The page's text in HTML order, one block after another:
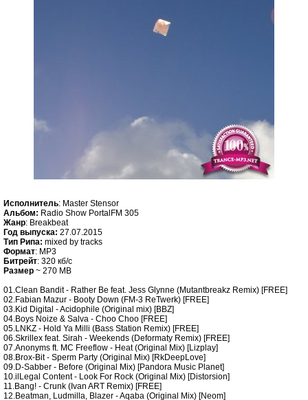
Исполнитель: Master Stensor
Альбом: Radio Show PortalFM 305
Жанр: Breakbeat
Год выпуска: 27.07.2015
Тип Рипа: mixed by tracks
Формат: MP3
Битрейт: 320 кб/c
Размер ~ 270 MB
01.Clean Bandit - Rather Be feat. Jess Glynne (Mutantbreakz Remix) [FREE]
02.Fabian Mazur - Booty Down (FM-3 ReTwerk) [FREE]
03.Kid Digital - Acidophile (Original mix) [BBZ]
04.Boys Noize & Salva - Choo Choo [FREE]
05.LNKZ - Hold Ya Milli (Bass Station Remix) [FREE]
06.Skrillex feat. Sirah - Weekends (Deformaty Remix) [FREE]
07.Anonyms ft. MC Freeflow - Heat (Original Mix) [Lizplay]
08.Brox-Bit - Sperm Party (Original Mix) [RkDeepLove]
09.D-Sabber - Before (Original Mix) [Pandora Music Planet]
10.ilLegal Content - Look For Rock (Original Mix) [Distorsion]
11.Bang! - Crunk (Ivan ART Remix) [FREE]
12.Beatman, Ludmilla, Blazer - Aqaba (Original Mix) [Neom]